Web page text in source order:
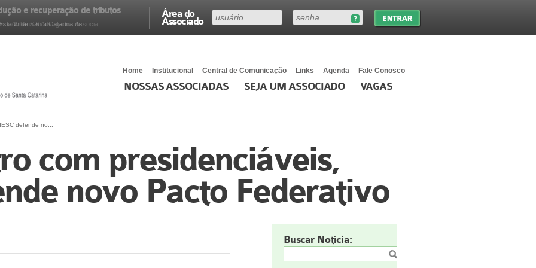
Área do
Associado
de Santa Catarina de...
e recuperação de tributos
Wilians & Advogados Associa...
Home Institucional Central de Comunicação Links Agenda Fale Conosco
NOSSAS ASSOCIADAS SEJA UM ASSOCIADO VAGAS
defende no...
com presidenciáveis,
novo Pacto Federativo
Buscar Notícia: